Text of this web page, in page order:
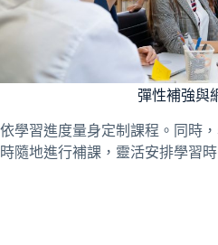
彈性補強與
依學習進度量身定制課程。同時
時隨地進行補課，靈活安排學習時